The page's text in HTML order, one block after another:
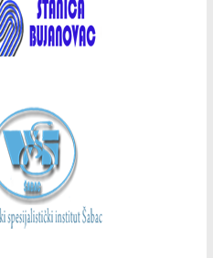
. Сва права задржана.